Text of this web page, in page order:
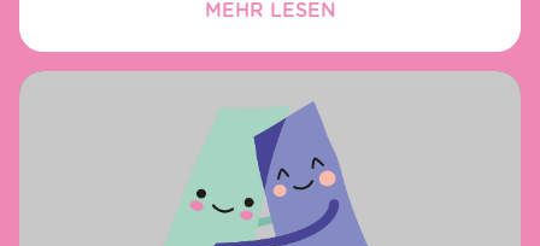
MEHR LESEN